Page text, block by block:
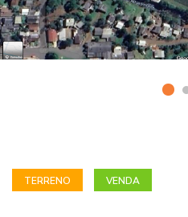
TERRENO VENDA